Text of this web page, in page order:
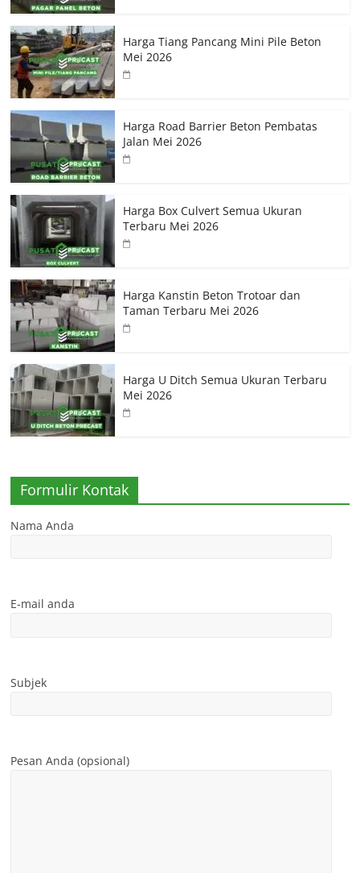
Harga Tiang Pancang Mini Pile Beton
Mei 2026
Harga Road Barrier Beton Pembatas
Jalan Mei 2026
Harga Box Culvert Semua Ukuran
Terbaru Mei 2026
Harga Kanstin Beton Trotoar dan
Taman Terbaru Mei 2026
Harga U Ditch Semua Ukuran Terbaru
Mei 2026
Formulir Kontak
Nama Anda
E-mail anda
Subjek
Pesan Anda (opsional)